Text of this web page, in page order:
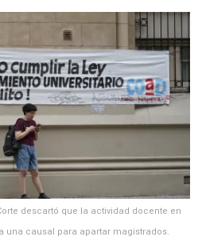
descartó que la actividad docente en
una causal para apartar magistrados.